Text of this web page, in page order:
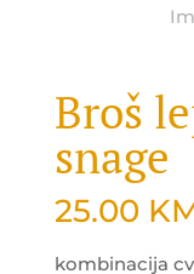
Broš
snage
25.00
kombinacija